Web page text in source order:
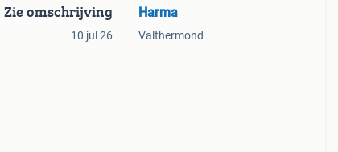
Zie omschrijving
10 jul 26
Harma
Valthermond